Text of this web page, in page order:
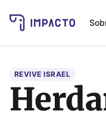
REVIVE ISRAEL